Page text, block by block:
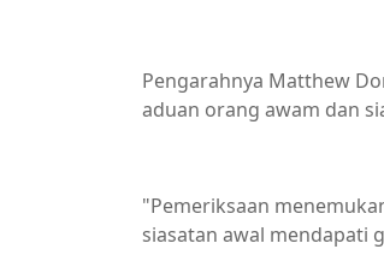
Pengarahnya Matthew
aduan orang awam dan
"Pemeriksaan
siasatan awal mendapati